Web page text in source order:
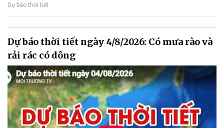
Dự báo thời tiết
Dự báo thời tiết ngày 4/8/2026: Có mưa rào và
rải rác có dông